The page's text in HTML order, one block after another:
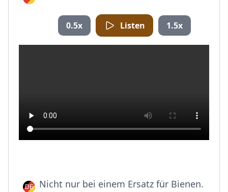
0.5x Listen 1.5x
Nicht nur bei einem Ersatz für Bienen.